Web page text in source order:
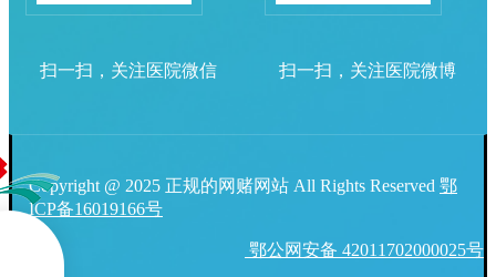
扫一扫，关注医院微信 扫一扫，关注医院微博
Copyright @ 2025 正规的网赌网站 All Rights Reserved 鄂
ICP备16019166号
鄂公网安备 42011702000025号